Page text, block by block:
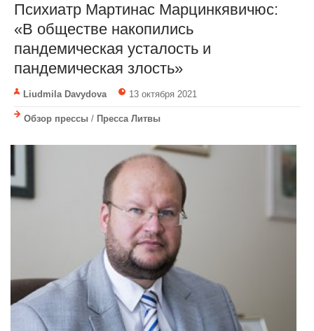
Психиатр Мартинас Марцинкявичюс:
«В обществе накопились
пандемическая усталость и
пандемическая злость»
Liudmila Davydova 13 октября 2021
Обзор прессы / Пресса Литвы